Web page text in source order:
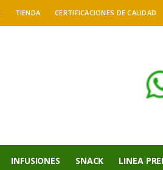
TIENDA CERTIFICACIONES DE CALIDAD
INFUSIONES SNACK LINEA